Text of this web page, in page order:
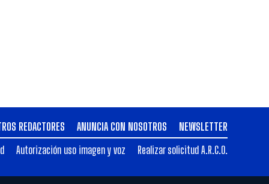
REDACTORES ANUNCIA CON NOSOTROS
NEWSLETTER
Autorización uso imagen y voz Realizar solicitud A.R.C.O.